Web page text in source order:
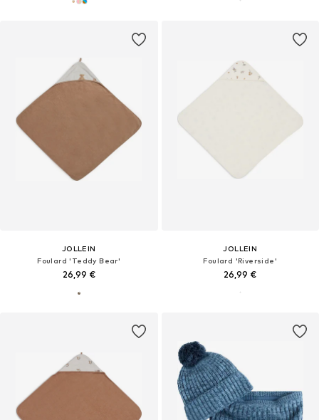
JOLLEIN
Foulard 'Teddy Bear'
26,99 €
JOLLEIN
Foulard 'Riverside'
26,99 €